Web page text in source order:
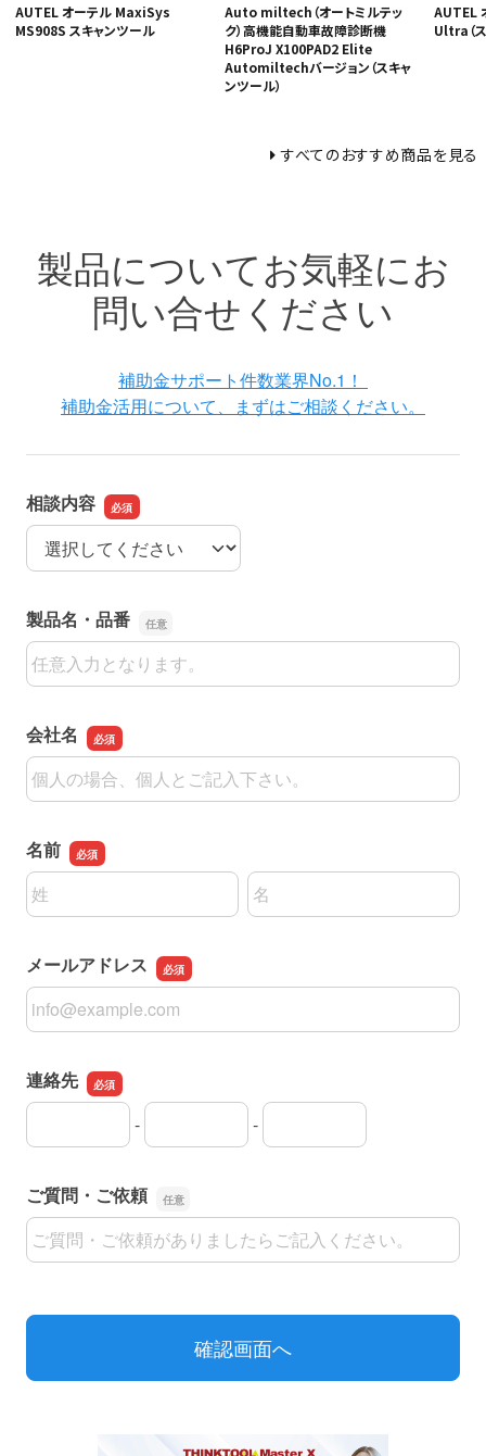
AUTEL オーテル MaxiSys
MS908S スキャンツール
Auto miltech（オートミルテッ
ク）高機能自動車故障診断機
H6ProJ X100PAD2 Elite
Automiltechバージョン（スキャ
ンツール）
AUTEL
Ultra（
すべてのおすすめ商品を見る